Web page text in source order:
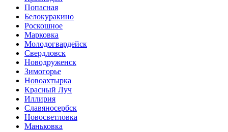
Попасная
Белокуракино
Роскошное
Марковка
Молодогвардейск
Свердловск
Новодруженск
Зимогорье
Новоахтырка
Красный Луч
Иллирия
Славяносербск
Новосветловка
Маньковка